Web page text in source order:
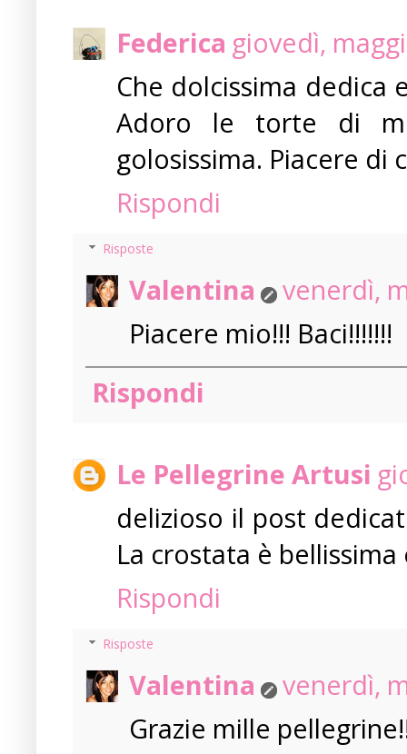
Federica giovedì,
Che dolcissima dedica
Adoro le torte di
golosissima. Piacere
Rispondi
Risposte
Valentina
venerdì,
Piacere mio!!! Baci!!!!!!!
Rispondi
Le Pellegrine Artusi
delizioso il post
La crostata è
Rispondi
Risposte
Valentina
venerdì,
Grazie mille